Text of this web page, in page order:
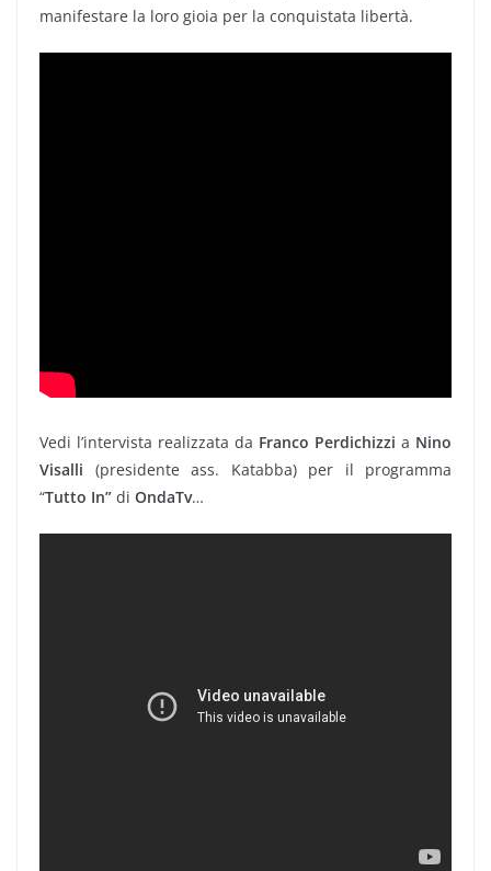
manifestare la loro gioia per la conquistata libertà.
Vedi l’intervista realizzata da Franco Perdichizzi a Nino
Visalli (presidente ass. Katabba) per il programma
“Tutto In” di OndaTv…